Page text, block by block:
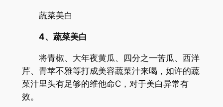
蔬菜美白
4、蔬菜美白
将青椒、大年夜黄瓜、四分之一苦瓜、西洋
芹、青苹不雅等打成美容蔬菜汁来喝，如许的蔬
菜汁里头有足够的维他命C，对于美白异常有
效。